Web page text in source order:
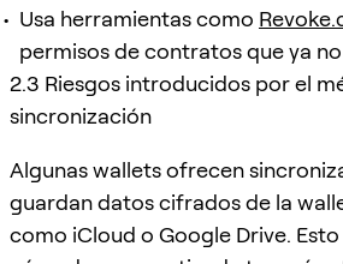
Usa herramientas como
permisos de contratos que ya
2.3 Riesgos introducidos por el
sincronización
Algunas wallets ofrecen
guardan datos cifrados de la
como iCloud o Google Drive.